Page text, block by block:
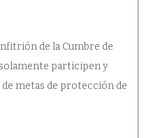
de la Cumbre de
participen y
de metas de protección de